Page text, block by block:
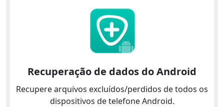
Recuperação de dados do Android
Recupere arquivos excluídos/perdidos de todos os
dispositivos de telefone Android.